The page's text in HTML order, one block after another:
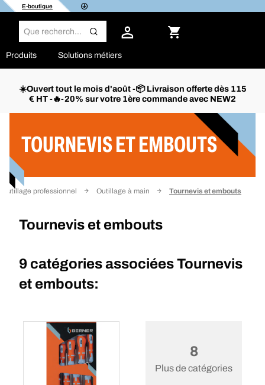
E-boutique
Produits Solutions métiers
☀️Ouvert tout le mois d'août -📦 Livraison offerte dès 115
€ HT -🔥-20% sur votre 1ère commande avec NEW2
TOURNEVIS ET EMBOUTS
Outillage professionnel Outillage à main Tournevis et embouts
Tournevis et embouts
9 catégories associéesTournevis
et embouts:
8
Plus de catégories
Filtrer